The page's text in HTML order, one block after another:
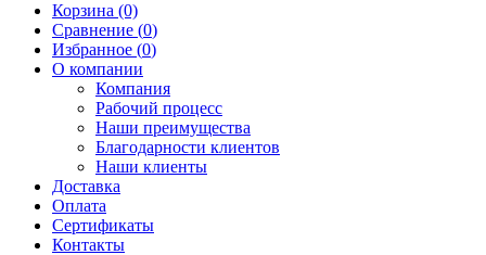
Корзина (0)
Сравнение (0)
Избранное (0)
О компании
Компания
Рабочий процесс
Наши преимущества
Благодарности клиентов
Наши клиенты
Доставка
Оплата
Сертификаты
Контакты